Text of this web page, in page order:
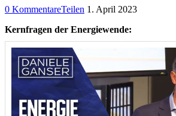
0 KommentareTeilen 1. April 2023
Kernfragen der Energiewende: